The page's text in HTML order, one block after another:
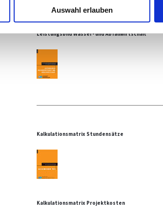
Auswahl erlauben
Leistungsbild Wasser- und Abfallwirtschaft
Kalkulationsmatrix Stundensätze
Kalkulationsmatrix Projektkosten